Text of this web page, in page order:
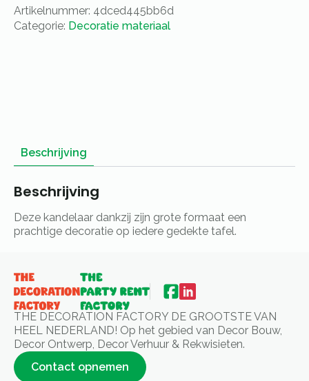
Artikelnummer: 4dced445bb6d
Categorie: Decoratie materiaal
Beschrijving
Beschrijving
Deze kandelaar dankzij zijn grote formaat een
prachtige decoratie op iedere gedekte tafel.
THE DECORATION FACTORY DE GROOTSTE VAN
HEEL NEDERLAND! Op het gebied van Decor Bouw,
Decor Ontwerp, Decor Verhuur & Rekwisieten.
Contact opnemen